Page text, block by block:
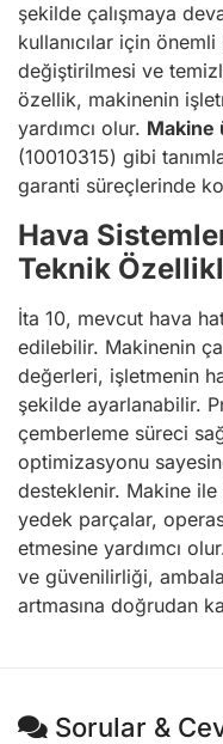
şekilde çalışmaya
kullanıcılar için
değiştirilmesi ve
özellik, makinenin
yardımcı olur. Makine
(10010315) gibi
garanti süreçlerinde
Hava
Teknik
İta 10, mevcut hava
edilebilir. Makinenin
değerleri, işletmenin
şekilde ayarlanabilir.
çemberleme süreci
optimizasyonu
desteklenir. Makine
yedek parçalar,
etmesine yardımcı
ve güvenilirliği,
artmasına doğrudan
Sorular &